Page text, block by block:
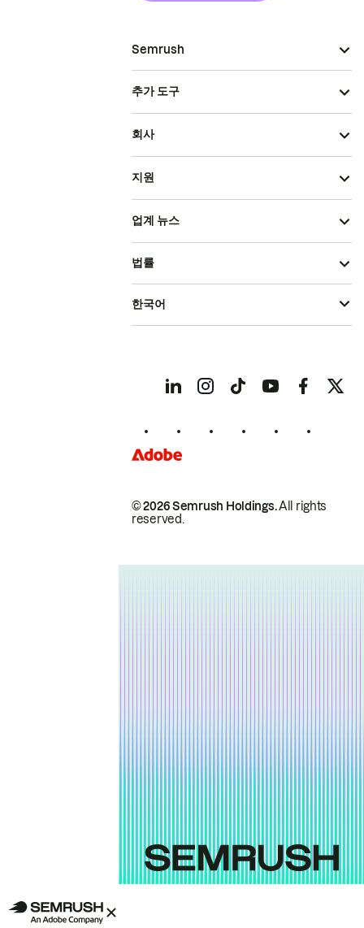
Semrush
추가 도구
회사
지원
업계 뉴스
© 2026 Semrush Holdings.All rights
reserved.
법률
한국어